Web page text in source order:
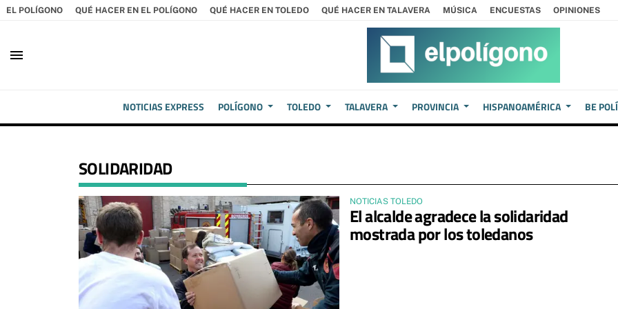
EL POLÍGONO QUÉ HACER EN EL POLÍGONO QUÉ HACER EN TOLEDO QUÉ HACER EN TALAVERA MÚSICA ENCUESTAS OPINIONES
menu
NOTICIAS EXPRESS POLÍGONO TOLEDO TALAVERA PROVINCIA HISPANOAMÉRICA BE
SOLIDARIDAD
NOTICIAS TOLEDO
El alcalde agradece la solidaridad
mostrada por los toledanos